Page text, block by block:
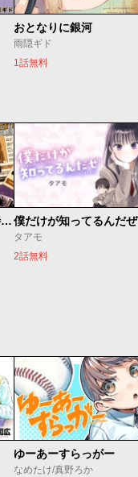
おとなりに銀河
雨隠ギド
1話無料
今夜もシリアルキラーと待ち合わせ僕だけが知ってるんだぜ
タアモ
2話無料
ゆーあーすらっがー
なめたけ/真野ろか